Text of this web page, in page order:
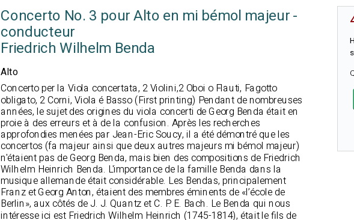
Concerto No. 3 pour Alto en mi bémol majeur -
conducteur
Friedrich Wilhelm Benda
Alto
Concerto per la Viola concertata, 2 Violini,2 Oboi o Flauti, Fagotto
obligato, 2 Corni, Viola é Basso (First printing) Pendant de nombreuses
années, le sujet des origines du viola concerti de Georg Benda était en
proie à des erreurs et à de la confusion. Après les recherches
approfondies menées par Jean-Eric Soucy, il a été démontré que les
concertos (fa majeur ainsi que deux autres majeurs mi bémol majeur)
n'étaient pas de Georg Benda, mais bien des compositions de Friedrich
Wilhelm Heinrich Benda. L'importance de la famille Benda dans la
musique allemande était considérable. Les Bendas, principalement
Franz et Georg Anton, étaient des membres éminents de «l’école de
Berlin», aux côtés de J. J. Quantz et C. P. E. Bach. Le Benda qui nous
intéresse ici est Friedrich Wilhelm Heinrich (1745-1814), était le fils de